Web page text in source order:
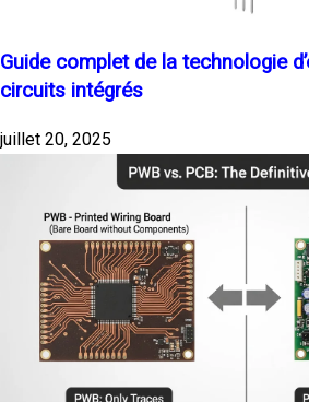
Guide complet de la technologie
circuits intégrés
juillet 20, 2025